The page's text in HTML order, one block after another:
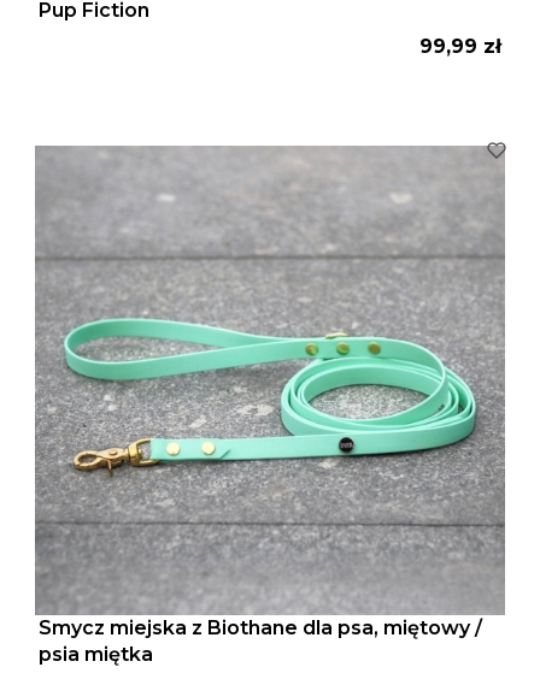
Pup Fiction
Cena
99,99 zł
Smycz miejska z Biothane dla psa, miętowy /
psia miętka